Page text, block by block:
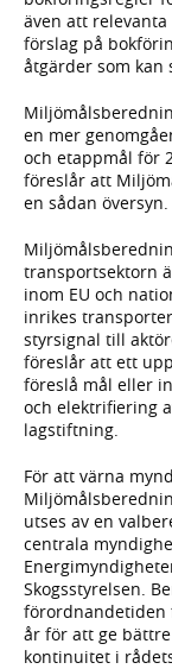
även att
förslag på
åtgärder som kan
en mer
och etappmål för
föreslår att
en sådan översyn.
transportsektorn
inom EU och
inrikes
styrsignal till
föreslår att ett
föreslå mål eller
och elektrifiering
lagstiftning.
För att värna
utses av en
centrala
Skogsstyrelsen.
förordnandetiden
år för att ge
kontinuitet i